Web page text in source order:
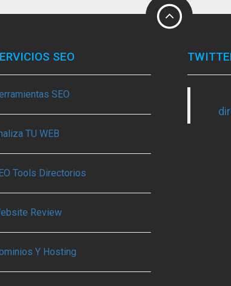
SEO
SEO
TU WEB
Tools Directorios
Review
Y Hosting